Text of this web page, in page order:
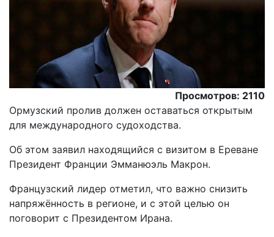
Просмотров: 2110
Ормузский пролив должен оставаться открытым
для международного судоходства.
Oб этом заявил находящийся с визитом в Ереване
Президент Франции Эмманюэль Макрон.
Французский лидер отметил, что важно снизить
напряжённость в регионе, и с этой целью он
поговорит с Президентом Ирана.